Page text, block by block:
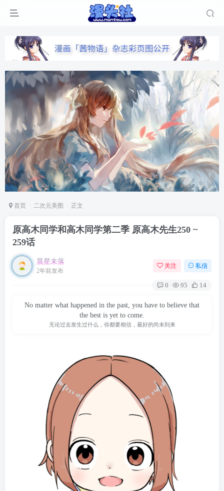
首页 二次元美图 正文
原高木同学和高木同学第二季 原高木先生250 ~
259话
晨星未落
2年前发布
关注 私信
0 95 14
No matter what happened in the past, you have to believe that
the best is yet to come.
无论过去发生过什么，你都要相信，最好的尚未到来